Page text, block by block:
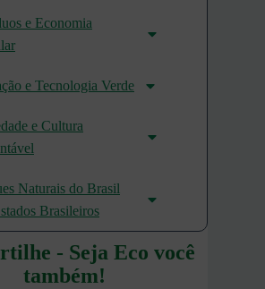
e Economia
e Tecnologia Verde
e Cultura
Naturais do Brasil
Brasileiros
- Seja Eco você
também!